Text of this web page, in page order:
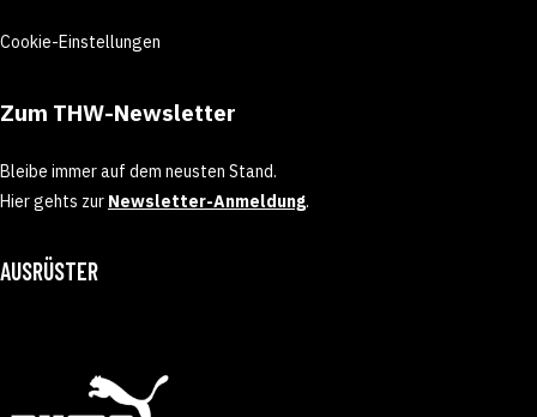
Cookie-Einstellungen
Zum THW-Newsletter
Bleibe immer auf dem neusten Stand.
Hier gehts zur Newsletter-Anmeldung.
AUSRÜSTER